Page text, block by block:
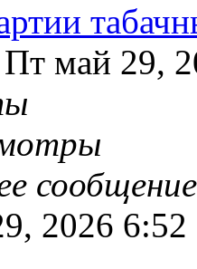
май 29,
2026 6:52